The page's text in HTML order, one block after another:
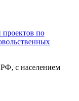
проектов по
с населением